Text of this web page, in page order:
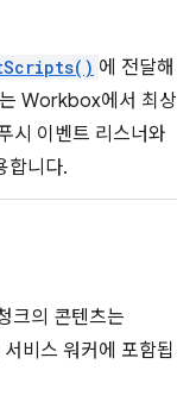
에 전달해
Workbox에서 최상
시 이벤트 리스너와
합니다.
크의 콘텐츠는
비스 워커에 포함됩